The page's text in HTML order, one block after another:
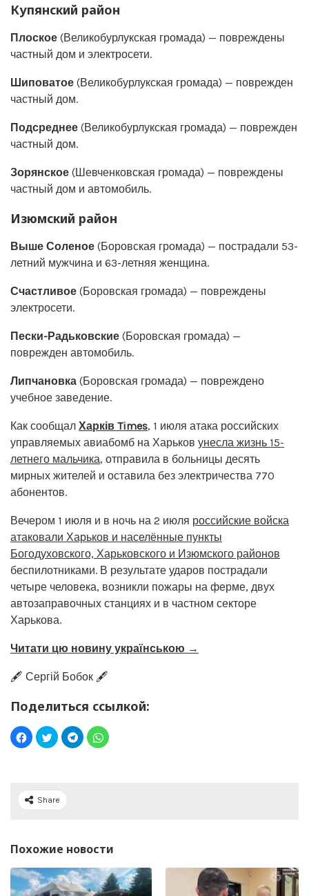
Купянский район
Плоское (Великобурлукская громада) — повреждены
частный дом и электросети.
Шиповатое (Великобурлукская громада) — поврежден
частный дом.
Подсреднее (Великобурлукская громада) — поврежден
частный дом.
Зорянское (Шевченковская громада) — повреждены
частный дом и автомобиль.
Изюмский район
Выше Соленое (Боровская громада) — пострадали 53-
летний мужчина и 63-летняя женщина.
Счастливое (Боровская громада) — повреждены
электросети.
Пески-Радьковские (Боровская громада) —
поврежден автомобиль.
Липчановка (Боровская громада) — повреждено
учебное заведение.
Как сообщал Харків Times, 1 июля атака российских
управляемых авиабомб на Харьков унесла жизнь 15-
летнего мальчика, отправила в больницы десять
мирных жителей и оставила без электричества 770
абонентов.
Вечером 1 июля и в ночь на 2 июля российские войска
атаковали Харьков и населённые пункты
Богодуховского, Харьковского и Изюмского районов
беспилотниками. В результате ударов пострадали
четыре человека, возникли пожары на ферме, двух
автозаправочных станциях и в частном секторе
Харькова.
Читати цю новину українською →
🖋️ Сергій Бобок 🖋️
Поделиться ссылкой:
Share
Похожие новости